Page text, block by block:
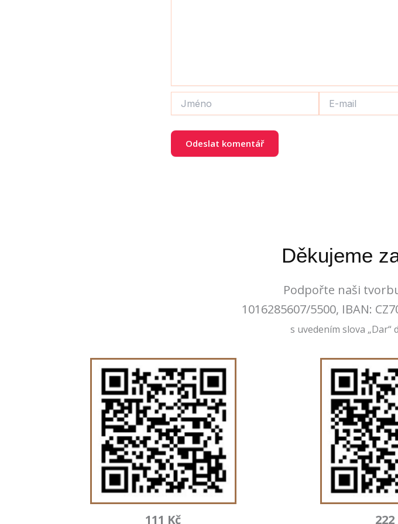
mail
Děkujeme
Podpořte naši
1016285607/5500, IBAN:
s uvedením slova „Dar“
111 Kč 222